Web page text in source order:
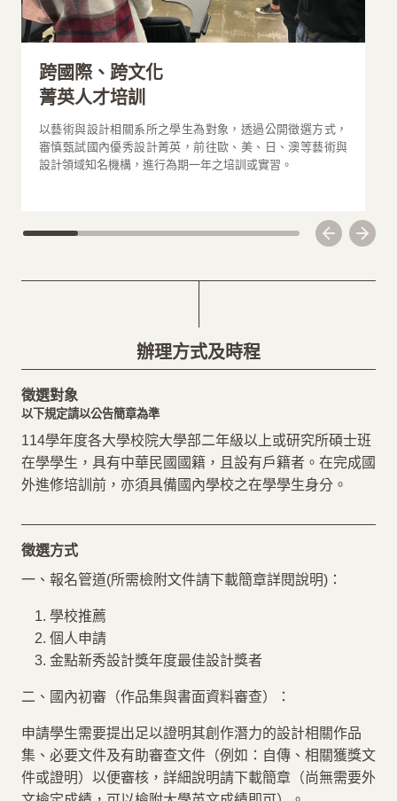
跨國際、跨文化
菁英人才培訓
以藝術與設計相關系所之學生為對象，透過公開徵選方式，
審慎甄試國內優秀設計菁英，前往歐、美、日、澳等藝術與
設計領域知名機構，進行為期一年之培訓或實習。
辦理方式及時程辦理方式及時程
辦理方式
徵選對象
以下規定請以公告簡章為準
114學年度各大學校院大學部二年級以上或研究所碩士班
在學學生，具有中華民國國籍，且設有戶籍者。在完成國
外進修培訓前，亦須具備國內學校之在學學生身分。
徵選方式
一、報名管道(所需檢附文件請下載簡章詳閱說明)：
學校推薦
個人申請
金點新秀設計獎年度最佳設計獎者
二、國內初審（作品集與書面資料審查）：
申請學生需要提出足以證明其創作潛力的設計相關作品
集、必要文件及有助審查文件（例如：自傳、相關獲獎文
件或證明）以便審核，詳細說明請下載簡章（尚無需要外